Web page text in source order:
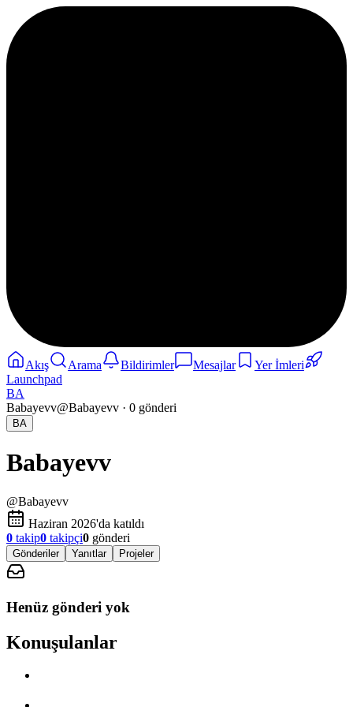
Akış Arama Bildirimler Mesajlar
Yer İmleri
Launchpad
BA
Babayevv@Babayevv · 0 gönderi
BA
Babayevv
@Babayevv
Haziran 2026'da katıldı
0 takip0 takipçi0 gönderi
Gönderiler Yanıtlar Projeler
Henüz gönderi yok
Konuşulanlar